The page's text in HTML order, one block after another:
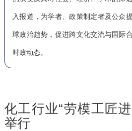
入报道，为学者、政策制定者及公众
球政治趋势，促进跨文化交流与国际
时政动态。
化工行业“劳模工匠
举行